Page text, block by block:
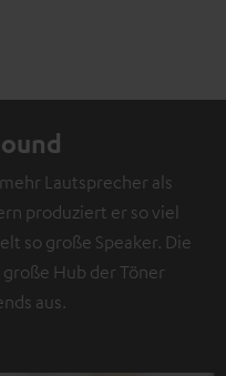
Lautsprecher als
produziert er so viel
so große Speaker. Die
Hub der Töner
aus.